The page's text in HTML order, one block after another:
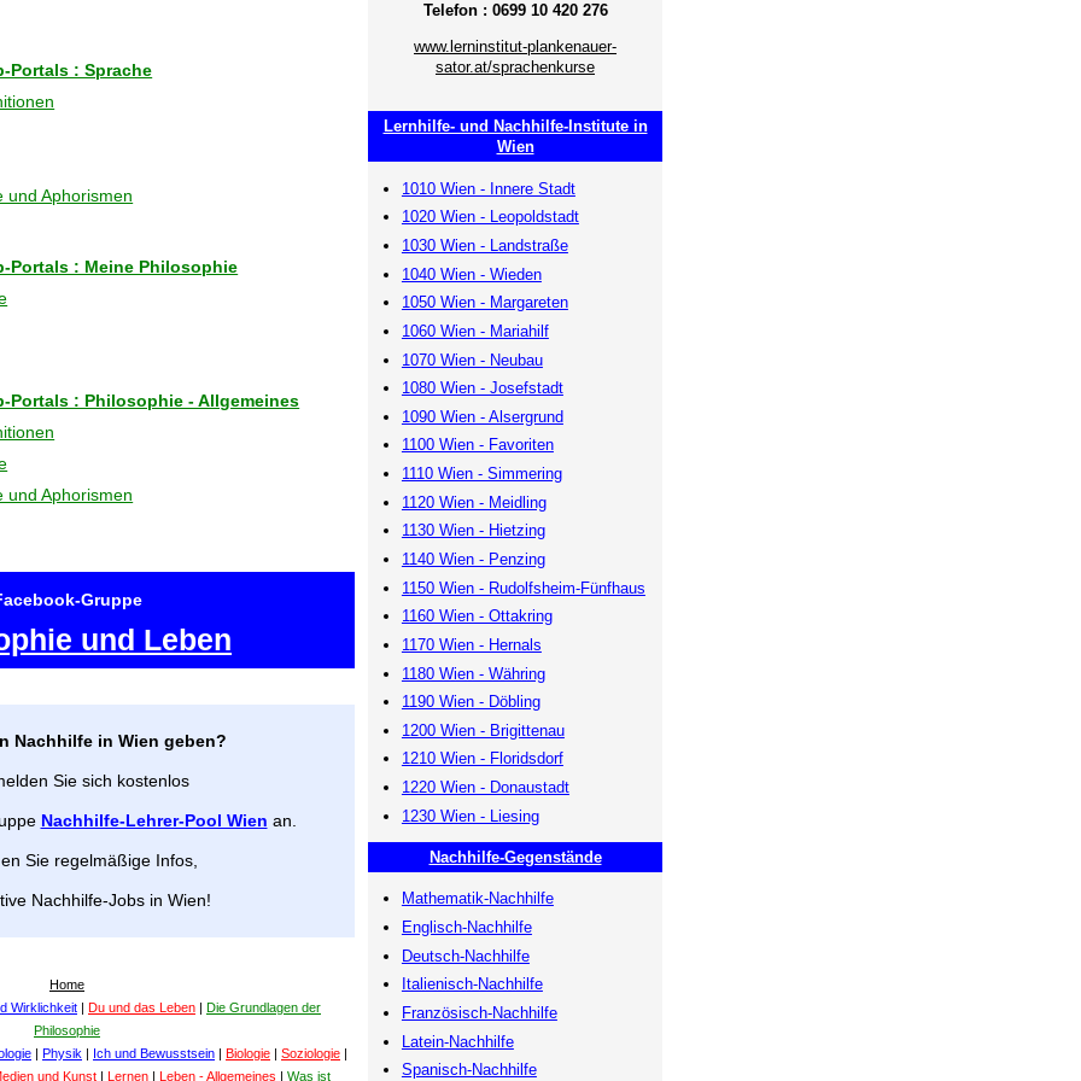
Portals : Sprache
und Aphorismen
Portals : Meine Philosophie
Portals : Philosophie - Allgemeines
und Aphorismen
Gruppe
und Leben
Nachhilfe in Wien geben?
Sie sich kostenlos
Nachhilfe-Lehrer-Pool Wien an.
Sie regelmäßige Infos,
Nachhilfe-Jobs in Wien!
Home
Wirklichkeit
Du und das Leben
Die Grundlagen der
Philosophie
Physik Ich und Bewusstsein Biologie Soziologie
und Kunst
Lernen Leben - Allgemeines Was ist
Telefon : 0699 10 420 276
www.lerninstitut-plankenauer-
sator.at/sprachenkurse
Lernhilfe- und Nachhilfe-Institute in
Wien
1010 Wien - Innere Stadt
1020 Wien - Leopoldstadt
1030 Wien - Landstraße
1040 Wien - Wieden
1050 Wien - Margareten
1060 Wien - Mariahilf
1070 Wien - Neubau
1080 Wien - Josefstadt
1090 Wien - Alsergrund
1100 Wien - Favoriten
1110 Wien - Simmering
1120 Wien - Meidling
1130 Wien - Hietzing
1140 Wien - Penzing
1150 Wien - Rudolfsheim-Fünfhaus
1160 Wien - Ottakring
1170 Wien - Hernals
1180 Wien - Währing
1190 Wien - Döbling
1200 Wien - Brigittenau
1210 Wien - Floridsdorf
1220 Wien - Donaustadt
1230 Wien - Liesing
Nachhilfe-Gegenstände
Mathematik-Nachhilfe
Englisch-Nachhilfe
Deutsch-Nachhilfe
Italienisch-Nachhilfe
Französisch-Nachhilfe
Latein-Nachhilfe
Spanisch-Nachhilfe